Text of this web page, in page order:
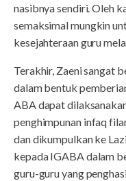
nasibnya sendiri. Oleh
semaksimal mungkin
kesejahteraan guru
Terakhir, Zaeni sangat
dalam bentuk
ABA dapat
penghimpunan infaq
dan dikumpulkan ke
kepada IGABA dalam
guru-guru yang